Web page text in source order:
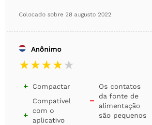
Colocado sobre 28 augusto 2022
Anônimo
 Compactar

Compatível
com o
aplicativo

Os contatos
da fonte de
alimentação
são pequenos